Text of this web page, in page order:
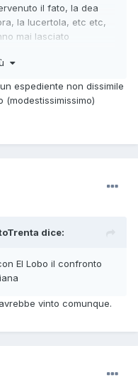
il fato, la dea
la lucertola, etc etc,
mai lasciato
espediente non dissimile
dice:
El Lobo il confronto
vinto comunque.